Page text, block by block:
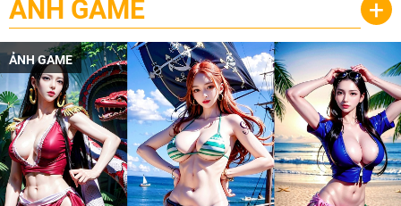
ẢNH GAME +
ẢNH GAME